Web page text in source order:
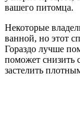
вашего питомца.
Некоторые
ванной, но этот
Гораздо лучше
поможет снизить
застелить